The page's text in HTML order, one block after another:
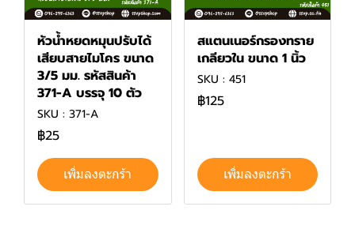
หัวน้ำหยดหมุนปรับได้
เสียบสายไมโคร ขนาด
3/5 มม. รหัสสินค้า
371-A บรรจุ 10 ตัว
SKU : 371-A
฿25
เพิ่มลงตะกร้า
สแตนเนอร์กรองทราย
เกลียวใน ขนาด 1 นิ้ว
SKU : 451
฿125
เพิ่มลงตะกร้า